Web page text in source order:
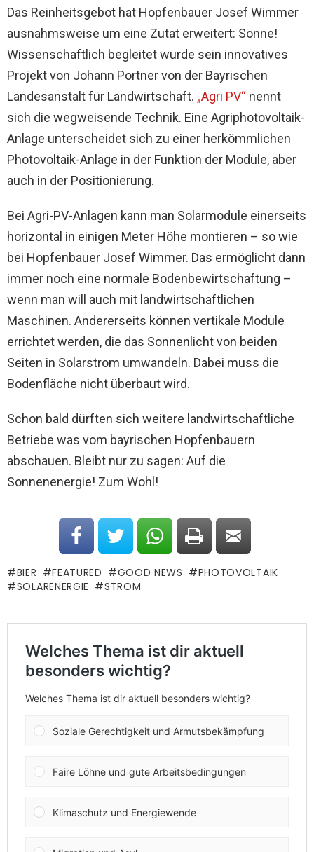
Das Reinheitsgebot hat Hopfenbauer Josef Wimmer
ausnahmsweise um eine Zutat erweitert: Sonne!
Wissenschaftlich begleitet wurde sein innovatives
Projekt von Johann Portner von der Bayrischen
Landesanstalt für Landwirtschaft. „Agri PV“ nennt
sich die wegweisende Technik. Eine Agriphotovoltaik-
Anlage unterscheidet sich zu einer herkömmlichen
Photovoltaik-Anlage in der Funktion der Module, aber
auch in der Positionierung.
Bei Agri-PV-Anlagen kann man Solarmodule einerseits
horizontal in einigen Meter Höhe montieren – so wie
bei Hopfenbauer Josef Wimmer. Das ermöglicht dann
immer noch eine normale Bodenbewirtschaftung –
wenn man will auch mit landwirtschaftlichen
Maschinen. Andererseits können vertikale Module
errichtet werden, die das Sonnenlicht von beiden
Seiten in Solarstrom umwandeln. Dabei muss die
Bodenfläche nicht überbaut wird.
Schon bald dürften sich weitere landwirtschaftliche
Betriebe was vom bayrischen Hopfenbauern
abschauen. Bleibt nur zu sagen: Auf die
Sonnenenergie! Zum Wohl!
BIER FEATURED GOOD NEWS
PHOTOVOLTAIK
SOLARENERGIE
STROM